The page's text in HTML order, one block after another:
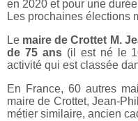
en 2020 et pour une
Les prochaines élections
Le maire de Crottet M.
de 75 ans(il est né le
activité qui est classée
En France, 60 autres
maire de Crottet, Jean-
métier similaire, ancien